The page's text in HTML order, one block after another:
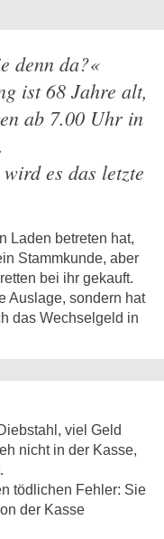
denn da?«
ist 68 Jahre alt,
ab 7.00 Uhr in
es das letzte
Laden betreten hat,
Stammkunde, aber
bei ihr gekauft.
Auslage, sondern hat
das Wechselgeld in
viel Geld
nicht in der Kasse,
tödlichen Fehler: Sie
der Kasse